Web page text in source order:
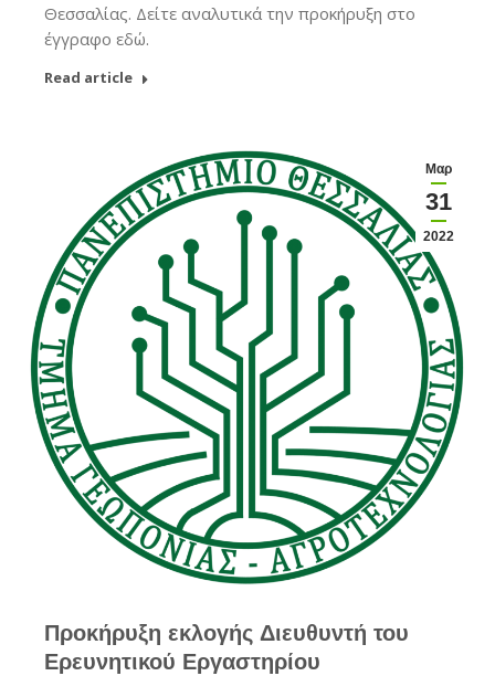
Θεσσαλίας. Δείτε αναλυτικά την προκήρυξη στο
έγγραφο εδώ.
Read article
Μαρ
31
2022
Προκήρυξη εκλογής Διευθυντή του
Ερευνητικού Εργαστηρίου